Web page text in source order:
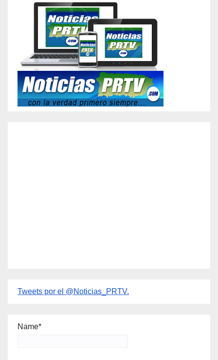
Tweets por el @Noticias_PRTV.
Name*